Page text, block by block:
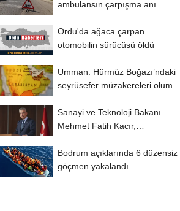
ambulansın çarpışma anı
Ordu'da ağaca çarpan
otomobilin sürücüsü öldü
Umman: Hürmüz Boğazı’ndaki
seyrüsefer müzakereleri olumlu
Sanayi ve Teknoloji Bakanı
Mehmet Fatih Kacır,
Bodrum açıklarında 6 düzensiz
göçmen yakalandı